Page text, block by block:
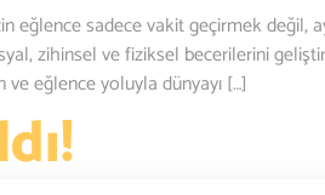
eğlence sadece vakit geçirmek değil,
zihinsel ve fiziksel becerilerini
eğlence yoluyla dünyayı […]